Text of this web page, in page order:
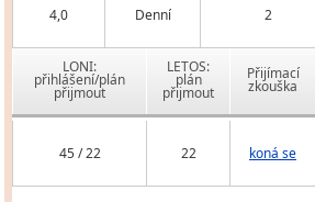
4,0 Denní 2
LONI:
přihlášení/plán
přijmout
LETOS:
plán
přijmout
Přijímací
zkouška
45 / 22 22 koná se